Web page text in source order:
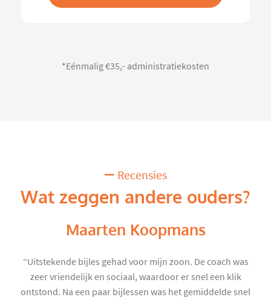
*Eénmalig €35,- administratiekosten
Recensies
Wat zeggen andere ouders?
Maarten Koopmans
“Uitstekende bijles gehad voor mijn zoon. De coach was
zeer vriendelijk en sociaal, waardoor er snel een klik
ontstond. Na een paar bijlessen was het gemiddelde snel